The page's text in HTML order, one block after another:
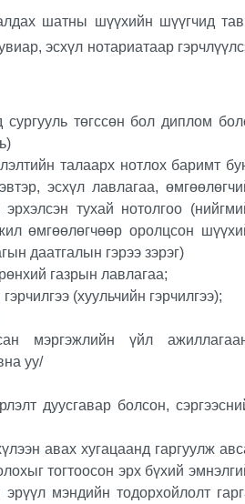
шатны шүүхийн шүүгчид
эсхүл нотариатаар
төгссөн бол диплом
талаарх нотлох баримт
эсхүл лавлагаа,
тухай нотолгоо
өмгөөлөгчөөр оролцсон
даатгалын гэрээ зэрэг)
газрын лавлагаа;
(хуульчийн гэрчилгээ);
мэргэжлийн үйл
уу/
дуусгавар болсон,
авах хугацаанд гаргуулж
тогтоосон эрх бүхий
мэндийн тодорхойлолт